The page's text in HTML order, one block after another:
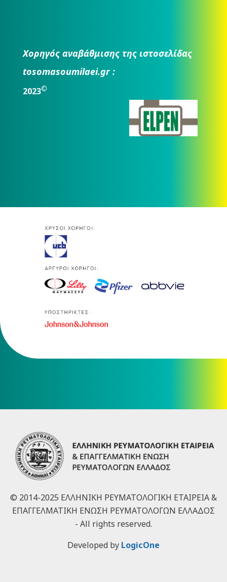
Χορηγός αναβάθμισης της ιστοσελίδας
tosomasoumilaei.gr :
2023©
© 2014-2025 ΕΛΛΗΝΙΚΗ ΡΕΥΜΑΤΟΛΟΓΙΚΗ ΕΤΑΙΡΕΙΑ &
ΕΠΑΓΓΕΛΜΑΤΙΚΗ ΕΝΩΣΗ ΡΕΥΜΑΤΟΛΟΓΩΝ ΕΛΛΑΔΟΣ
- All rights reserved.
Developed by LogicOne